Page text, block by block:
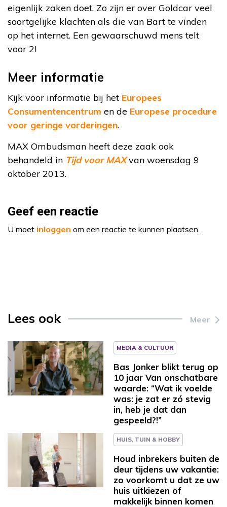
eigenlijk zaken doet. Zo zijn er over Goldcar veel
soortgelijke klachten als die van Bart te vinden
op het internet. Een gewaarschuwd mens telt
voor 2!
Meer informatie
Kijk voor informatie bij het Europees
Consumentencentrum en de Europese procedure
voor geringe vorderingen.
MAX Ombudsman heeft deze zaak ook
behandeld in Tijd voor MAXvan woensdag 9
oktober 2013.
Geef een reactie
U moet inloggen om een reactie te kunnen plaatsen.
Lees ook Meer
MEDIA & CULTUUR
Bas Jonker blikt terug op
10 jaar Van onschatbare
waarde: “Wat ik voelde
was: je zat er zó stevig
in, heb je dat dan
gespeeld?!”
HUIS, TUIN & HOBBY
Houd inbrekers buiten de
deur tijdens uw vakantie:
zo voorkomt u dat ze uw
huis uitkiezen of
makkelijk binnen komen